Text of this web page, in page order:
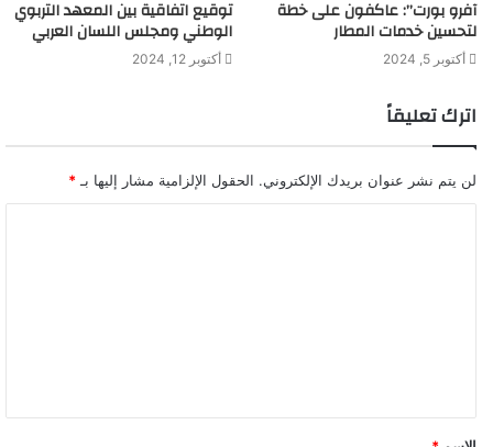
آفرو بورت”: عاكفون على خطة
لتحسين خدمات المطار
أكتوبر 5, 2024
توقيع اتفاقية بين المعهد التربوي
الوطني ومجلس اللسان العربي
أكتوبر 12, 2024
اترك تعليقاً
لن يتم نشر عنوان بريدك الإلكتروني. الحقول الإلزامية مشار إليها بـ *
ق